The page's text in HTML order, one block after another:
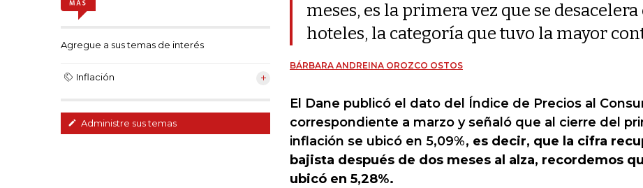
Agregue a sus temas de interés
Inflación
Administre sus temas
meses, es la primera vez que se
hoteles, la categoría que tuvo la mayor
BÁRBARA ANDREINA OROZCO OSTOS
El Dane publicó el dato del Índice de Precios al
correspondiente a marzo y señaló que al cierre del
inflación se ubicó en 5,09%, es decir, que la cifra
bajista después de dos meses al alza, recordemos
ubicó en 5,28%.